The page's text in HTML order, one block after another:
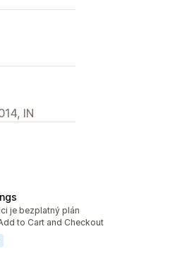
IN
214
je bezplatný plán
to Cart and Checkout